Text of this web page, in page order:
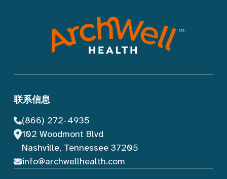
联系信息
(866) 272-4935
102 Woodmont Blvd
Nashville, Tennessee 37205
info@archwellhealth.com